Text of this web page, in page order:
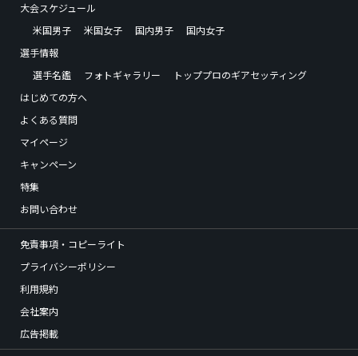
大会スケジュール
米国男子
米国女子 国内男子
国内女子
選手情報
選手名鑑
フォトギャラリー
トッププロのギアセッティング
はじめての方へ
よくある質問
マイページ
キャンペーン
特集
お問い合わせ
免責事項・コピーライト
プライバシーポリシー
利用規約
会社案内
広告掲載